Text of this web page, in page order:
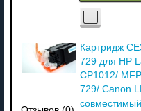
Картридж
729 для HP
CP1012/
729/ Canon
совместимый